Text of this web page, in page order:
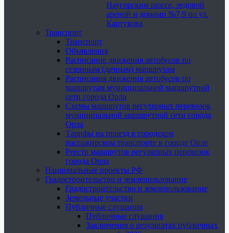
Наугорским шоссе, ледовой
ареной и домами №7,9 по ул.
Картукова
Транспорт
Транспорт
Объявления
Расписание движения автобусов по
сезонным (дачным) маршрутам
Расписания движения автобусов по
маршрутам муниципальной маршрутной
сети города Орла
Схемы маршрутов регулярных перевозок
муниципальной маршрутной сети города
Орла
Тарифы на проезд в городском
пассажирском транспорте в городе Орле
Реестр маршрутов регулярных перевозок
города Орла
Национальные проекты РФ
Градостроительство и землепользование
Градостроительство и землепользование
Земельные участки
Публичные слушания
Публичные слушания
Заключения о результатах публичных